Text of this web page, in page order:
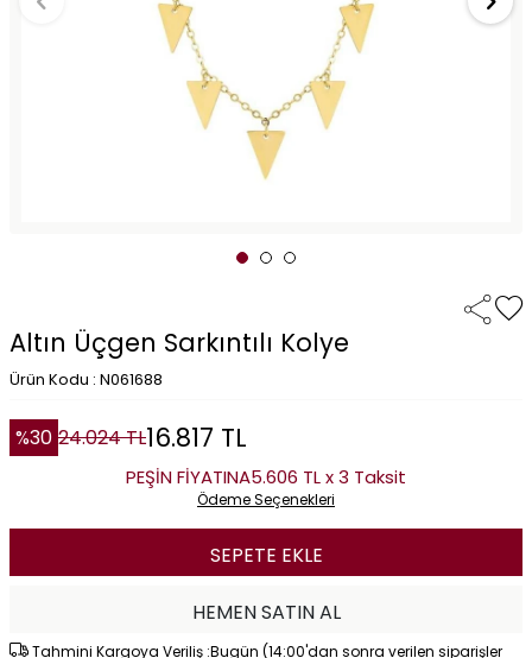
Altın Üçgen Sarkıntılı Kolye
Ürün Kodu : N061688
%30 24.024TL16.817 TL
PEŞİN FİYATINA5.606 TL x 3 Taksit
Ödeme Seçenekleri
SEPETE EKLE
HEMEN SATIN AL
Tahmini Kargoya Veriliş :Bugün (14:00'dan sonra verilen siparişler